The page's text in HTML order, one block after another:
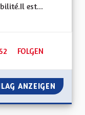
est...
52 FOLLOWER
FOLGEN
CRÉER DES
ANZEIGEN